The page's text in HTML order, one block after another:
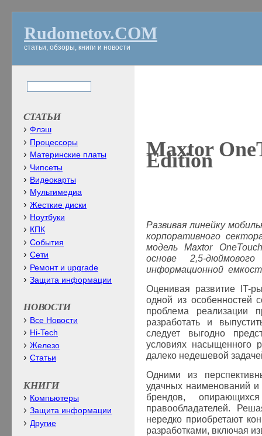
Rudometov.COM
статьи, обзоры, книги и новости
Maxtor
Edition
Развивая линейку
корпоративного
модельMaxtor
OneTouch
основе 2,5-
информационной
Оценивая развитие
IT-
одной из особенностей
проблема реализации
разработать и
следует выгодно
условиях насыщенного
далеко недешевой
Одними из
удачных наименований
брендов,
правообладателей.
нередко приобретают
разработками, включая
СТАТЬИ
Флэш
Процессоры
Материнские платы
Чипсеты
Видеокарты
Мультимедиа
Жесткие диски
Ноутбуки
КПК
События
Сети
Ремонт и upgrade
Защита информации
НОВОСТИ
Все Новости
Hi-Tech
Железо
Статьи
КНИГИ
Компьютеры
Защита информации
Другие